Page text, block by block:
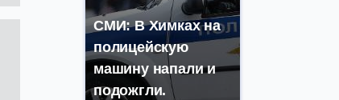
СМИ: В Химках на
полицейскую
машину напали и
подожгли.